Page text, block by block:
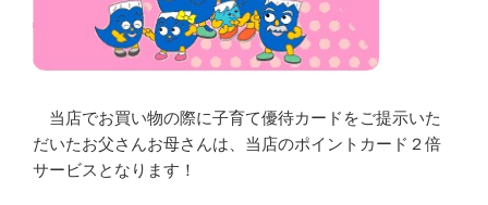
当店でお買い物の際に子育て優待カードをご提示いた
だいたお父さんお母さんは、当店のポイントカード２倍
サービスとなります！